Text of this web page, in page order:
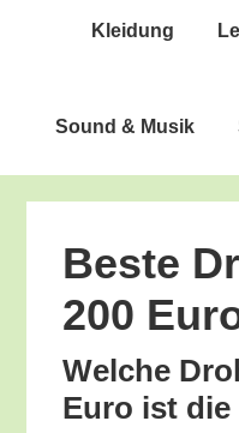
Klei­dung
Sound & Musik
Bes­te
200
Wel­che
Euro ist die